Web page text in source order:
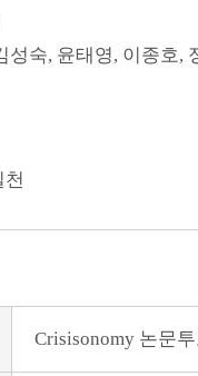
성숙, 윤태영, 이종호,
천
Crisisonomy 논문